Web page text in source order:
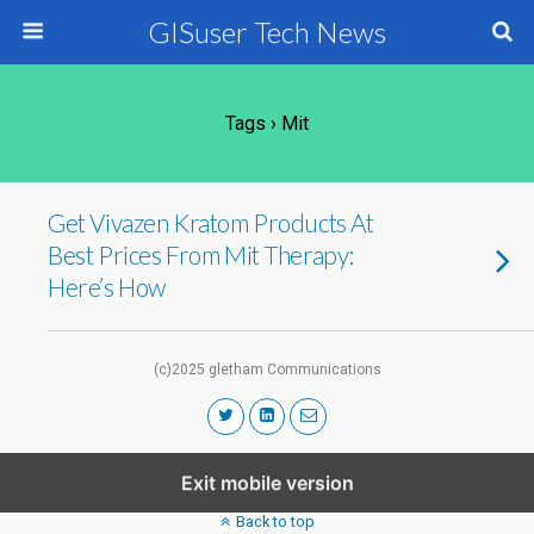
GISuser Tech News
Tags › Mit
Get Vivazen Kratom Products At
Best Prices From Mit Therapy:
Here’s How
(c)2025 gletham Communications
Exit mobile version
Back to top